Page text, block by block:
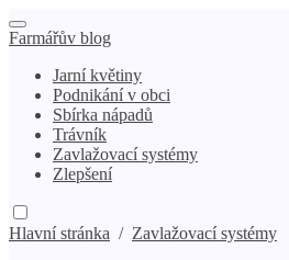
Farmářův blog
Jarní květiny
Podnikání v obci
Sbírka nápadů
Trávník
Zavlažovací systémy
Zlepšení
Hlavní stránka / Zavlažovací systémy